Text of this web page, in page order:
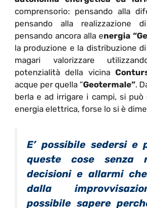
comprensorio: pensando alla
pensando alla realizzazione
pensando ancora alla energia
la produzione e la distribuzione
magari valorizzare
potenzialità della vicina
acque per quella “Geotermale”.
berla e ad irrigare i campi, si può
energia elettrica, forse lo si è
E’ possibile sedersi e
queste cose senza
decisioni e allarmi
dalla
possibile sapere